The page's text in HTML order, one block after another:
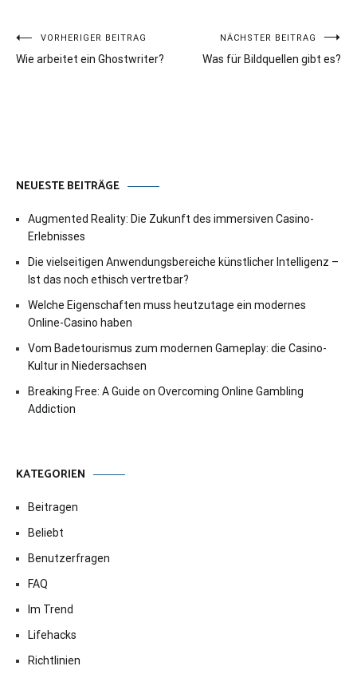
Beitragsnavigation
VORHERIGER BEITRAG
Wie arbeitet ein Ghostwriter?
NÄCHSTER BEITRAG
Was für Bildquellen gibt es?
NEUESTE BEITRÄGE
Augmented Reality: Die Zukunft des immersiven Casino-
Erlebnisses
Die vielseitigen Anwendungsbereiche künstlicher Intelligenz –
Ist das noch ethisch vertretbar?
Welche Eigenschaften muss heutzutage ein modernes
Online-Casino haben
Vom Badetourismus zum modernen Gameplay: die Casino-
Kultur in Niedersachsen
Breaking Free: A Guide on Overcoming Online Gambling
Addiction
KATEGORIEN
Beitragen
Beliebt
Benutzerfragen
FAQ
Im Trend
Lifehacks
Richtlinien